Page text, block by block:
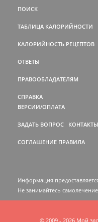
ПОИСК
ТАБЛИЦА КАЛОРИЙНОСТИ
КАЛОРИЙНОСТЬ РЕЦЕПТОВ
ОТВЕТЫ
ПРАВООБЛАДАТЕЛЯМ
СПРАВКА
ВЕРСИИ/ОПЛАТА
ЗАДАТЬ ВОПРОС КОНТАКТЫ
СОГЛАШЕНИЕ ПРАВИЛА
Информация
Не занимайтесь
© 2009 - 2026 Мой